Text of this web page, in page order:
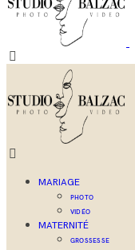
MARIAGE
PHOTO
VIDÉO
MATERNITÉ
GROSSESSE